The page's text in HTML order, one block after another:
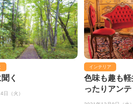
く
日（火）
インテリア
色味も趣も
ったりアン